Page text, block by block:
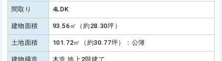
間取り 4LDK
建物面積 93.56㎡（約28.30坪）
土地面積 101.72㎡（約30.77坪）：公簿
建物構造 木造 地上2階建て